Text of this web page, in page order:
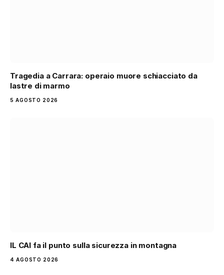
Tragedia a Carrara: operaio muore schiacciato da
lastre di marmo
5 AGOSTO 2026
IL CAI fa il punto sulla sicurezza in montagna
4 AGOSTO 2026